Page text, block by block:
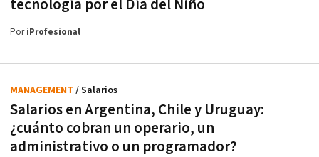
tecnología por el Día del Niño
PoriProfesional
Salarios en Argentina, Chile y Uruguay:
¿cuánto cobran un operario, un
administrativo o un programador?
MANAGEMENT / Salarios